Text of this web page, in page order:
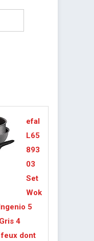
efal
L65
893
03
Set
Wok
5
4
dont